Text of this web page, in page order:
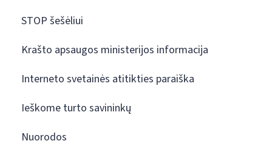
STOP šešėliui
Krašto apsaugos ministerijos informacija
Interneto svetainės atitikties paraiška
Ieškome turto savininkų
Nuorodos